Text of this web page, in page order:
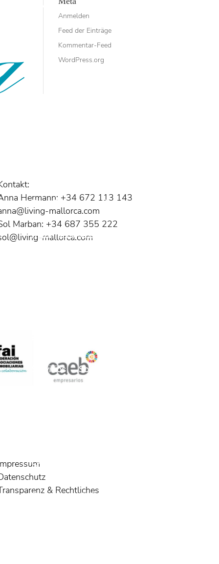
Luxuriöses Stadthaus in Capdepera
Mallorca Living & More
Patxi Echeverria Presse
Reformas y renovaciones
Servicios Sobre nosotras
Steinverkleidete Finca bei Son Servera
Transparenz & Rechtliches
Anmelden
Feed der Einträge
Kommentar-Feed
WordPress.org
Hermann: +34 672 113 143
mallorca.com
Marban: +34 687 355 222
mallorca.com
& Rechtliches